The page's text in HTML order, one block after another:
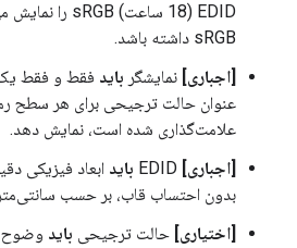
EDID (18 ساعت) sRGB را نمایش می‌دهد،
sRGB داشته باشد.
[اجباری] نمایشگر باید فقط و فقط یک
علامت‌گذاری شده است، نمایش دهد.
[اجباری]
باید ابعاد فیزیکی
بدون احتساب قاب، بر حسب
[اختیاری] حالت ترجیحی باید وضوح